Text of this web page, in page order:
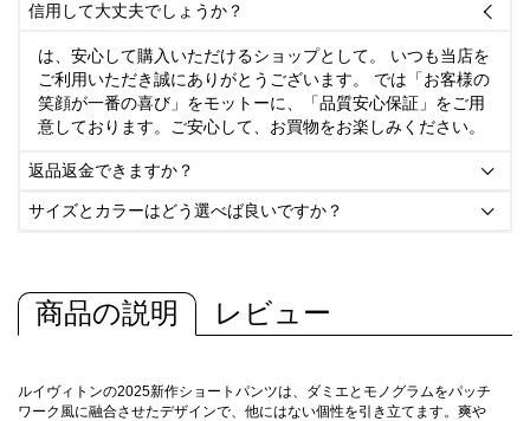
信用して大丈夫でしょうか？ 
は、安心して購入いただけるショップとして。 いつも当店を
ご利用いただき誠にありがとうございます。 では「お客様の
笑顔が一番の喜び」をモットーに、「品質安心保証」をご用
意しております。ご安心して、お買物をお楽しみください。
返品返金できますか？ 
サイズとカラーはどう選べば良いですか？ 
商品の説明 レビュー
ルイヴィトンの2025新作ショートパンツは、ダミエとモノグラムをパッチ
ワーク風に融合させたデザインで、他にはない個性を引き立てます。爽や